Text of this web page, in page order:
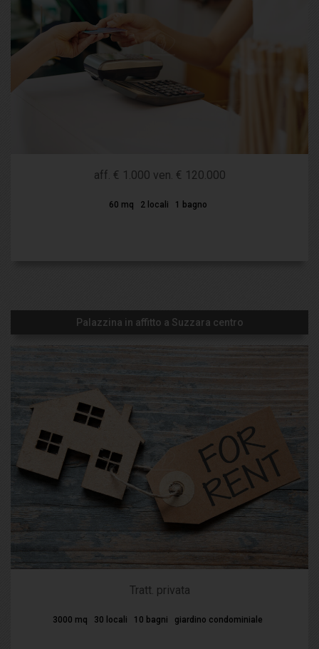
aff. € 1.000 ven. € 120.000
60 mq 2 locali 1 bagno
Palazzina in affitto a Suzzara centro
Tratt. privata
3000 mq 30 locali 10 bagni giardino condominiale